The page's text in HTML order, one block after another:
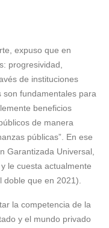
expuso que en
progresividad,
de instituciones
son fundamentales para
beneficios
de manera
públicas”. En ese
Garantizada Universal,
le cuesta actualmente
doble que en 2021).
la competencia de la
y el mundo privado